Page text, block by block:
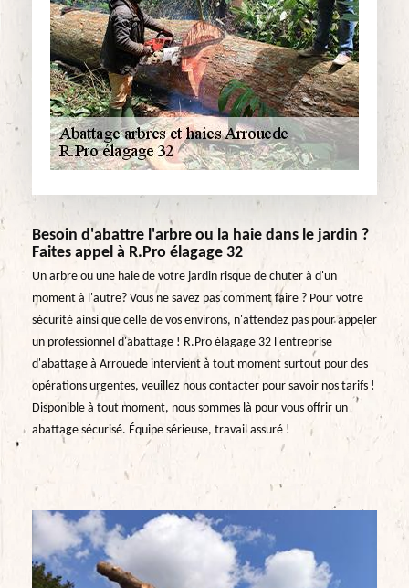
Besoin d'abattre l'arbre ou la haie dans le jardin ?
Faites appel à R.Pro élagage 32
Un arbre ou une haie de votre jardin risque de chuter à d'un
moment à l'autre? Vous ne savez pas comment faire ? Pour votre
sécurité ainsi que celle de vos environs, n'attendez pas pour appeler
un professionnel d'abattage ! R.Pro élagage 32 l'entreprise
d'abattage à Arrouede intervient à tout moment surtout pour des
opérations urgentes, veuillez nous contacter pour savoir nos tarifs !
Disponible à tout moment, nous sommes là pour vous offrir un
abattage sécurisé. Équipe sérieuse, travail assuré !